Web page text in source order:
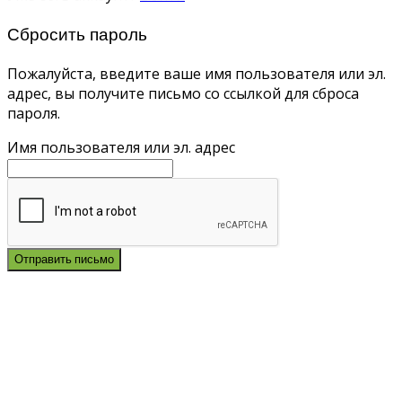
Сбросить пароль
Пожалуйста, введите ваше имя пользователя или эл.
адрес, вы получите письмо со ссылкой для сброса
пароля.
Имя пользователя или эл. адрес
Отправить письмо